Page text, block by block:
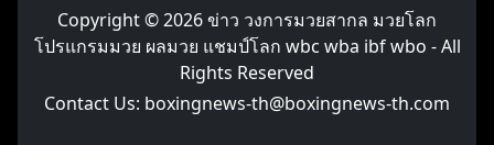
Copyright © 2026ข่าว วงการมวยสากล มวยโลก
โปรแกรมมวย ผลมวย แชมป์โลก wbc wba ibf wbo - All
Rights Reserved
Contact Us: boxingnews-th@boxingnews-th.com